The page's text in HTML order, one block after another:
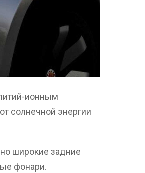
ионным
солнечной энергии
широкие задние
фонари.